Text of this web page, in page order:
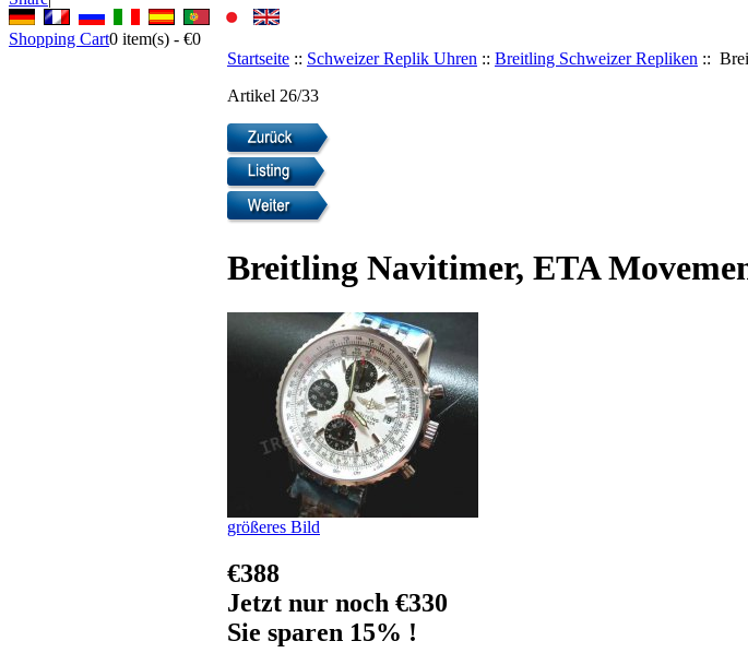
Shopping Cart0 item(s) - €0
Startseite :: Schweizer Replik Uhren :: Breitling Schweizer Repliken ::
Artikel 26/33
Breitling Navitimer, ETA
größeres Bild
€388
Jetzt nur noch €330
Sie sparen 15% !